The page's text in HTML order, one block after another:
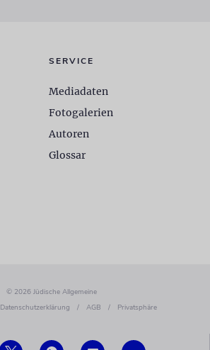
SERVICE
Mediadaten
Fotogalerien
Autoren
Glossar
© 2026 Jüdische Allgemeine
Datenschutzerklärung / AGB / Privatsphäre